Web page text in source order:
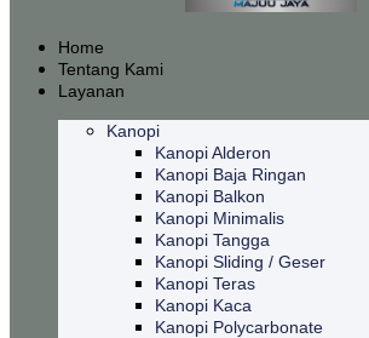
Home
Tentang Kami
Layanan
Kanopi
Kanopi Alderon
Kanopi Baja Ringan
Kanopi Balkon
Kanopi Minimalis
Kanopi Tangga
Kanopi Sliding / Geser
Kanopi Teras
Kanopi Kaca
Kanopi Polycarbonate